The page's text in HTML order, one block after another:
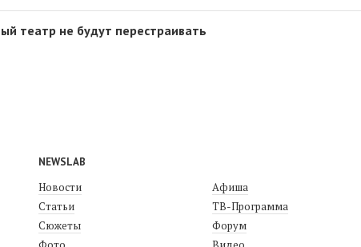
театр не будут перестраивать
NEWSLAB
Новости
Статьи
Сюжеты
Афиша
ТВ-Программа
Форум